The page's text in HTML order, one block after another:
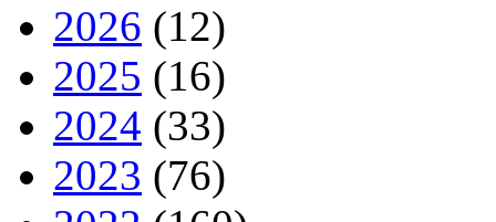
2026 (12)
2025 (16)
2024 (33)
2023 (76)